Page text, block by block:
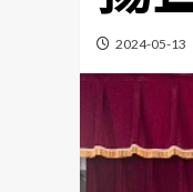
2024-05-13